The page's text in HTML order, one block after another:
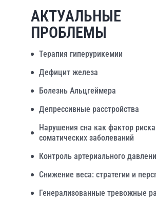
АКТУАЛЬНЫЕ
ПРОБЛЕМЫ
Терапия гиперурикемии
Дефицит железа
Болезнь Альцгеймера
Депрессивные расстройства
Нарушения сна как фактор риска
соматических заболеваний
Контроль артериального
Снижение веса: стратегии и
Генерализованные тревожные